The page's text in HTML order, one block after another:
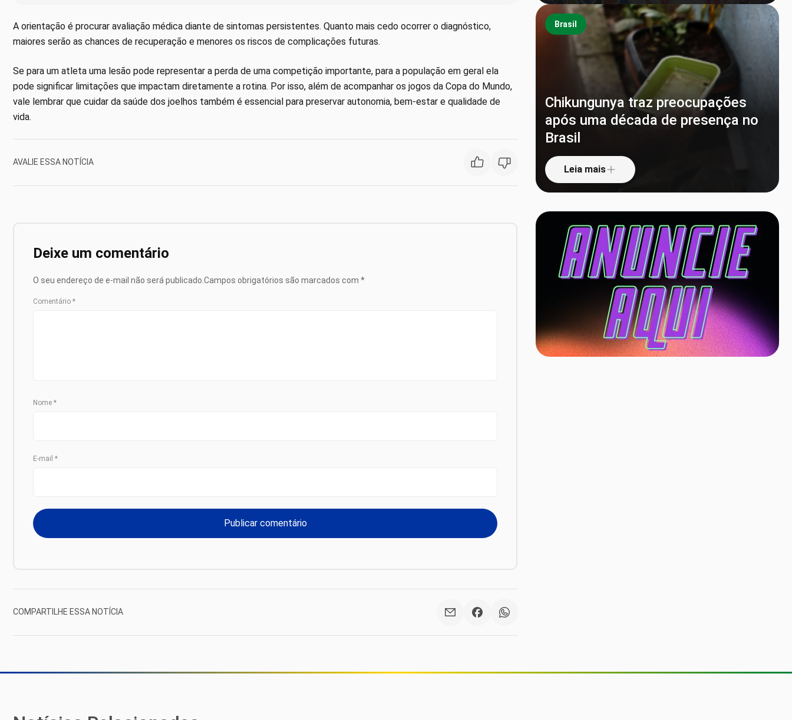
A orientação é procurar avaliação médica diante de sintomas persistentes. Quanto mais cedo ocorrer o diagnóstico,
maiores serão as chances de recuperação e menores os riscos de complicações futuras.
Se para um atleta uma lesão pode representar a perda de uma competição importante, para a população em geral ela
pode significar limitações que impactam diretamente a rotina. Por isso, além de acompanhar os jogos da Copa do Mundo,
vale lembrar que cuidar da saúde dos joelhos também é essencial para preservar autonomia, bem-estar e qualidade de
vida.
AVALIE ESSA NOTÍCIA
Deixe um comentário
O seu endereço de e-mail não será publicado. Campos obrigatórios são marcados com *
Comentário *
Nome *
E-mail *
COMPARTILHE ESSA NOTÍCIA
Brasil
Chikungunya traz preocupações
após uma década de presença no
Brasil
Leia mais